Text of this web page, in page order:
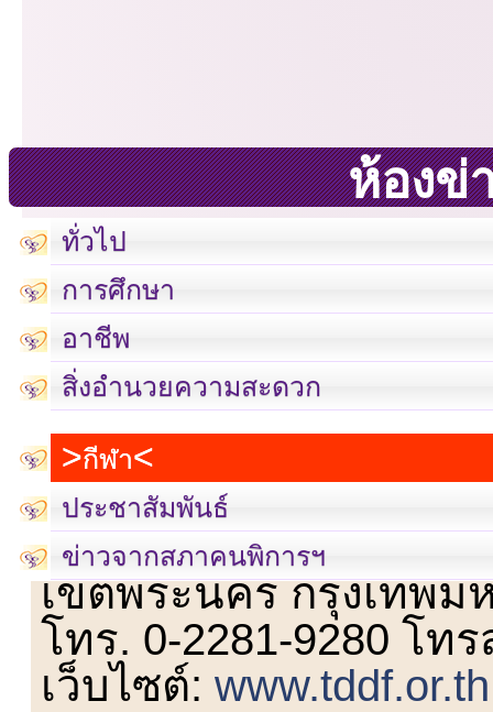
ห้องข่
ทั่วไป
การศึกษา
อาชีพ
สิ่งอำนวยความสะดวก
กีฬา
ประชาสัมพันธ์
ข่าวจากสภาคนพิการฯ
เลขที่ 23 ชั้น 2 ถนนวิ
เขตพระนคร กรุงเทพม
โทร. 0-2281-9280 โท
เว็บไซต์:www.tddf.or.th